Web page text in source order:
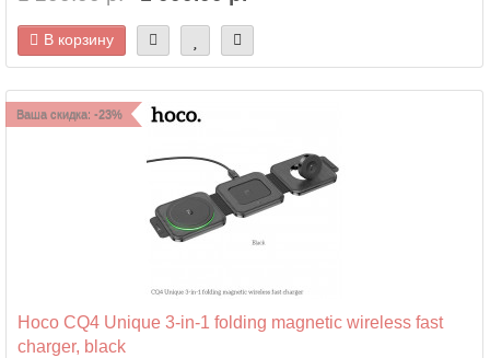
В корзину
Ваша скидка: -23%
Hoco CQ4 Unique 3-in-1 folding magnetic wireless fast
charger, black